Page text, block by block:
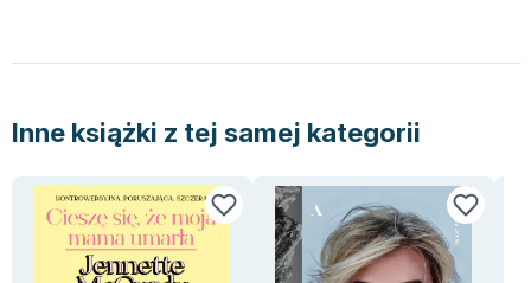
Inne książki z tej samej kategorii